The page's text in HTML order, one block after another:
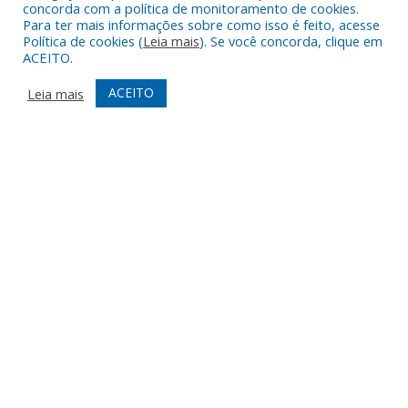
PA
CEP: 68730-
000
concorda com a política de monitoramento de cookies.
Para ter mais informações sobre como isso é feito, acesse
Política de cookies (Leia mais). Se você concorda, clique em
ACEITO.
Leia mais
ACEITO